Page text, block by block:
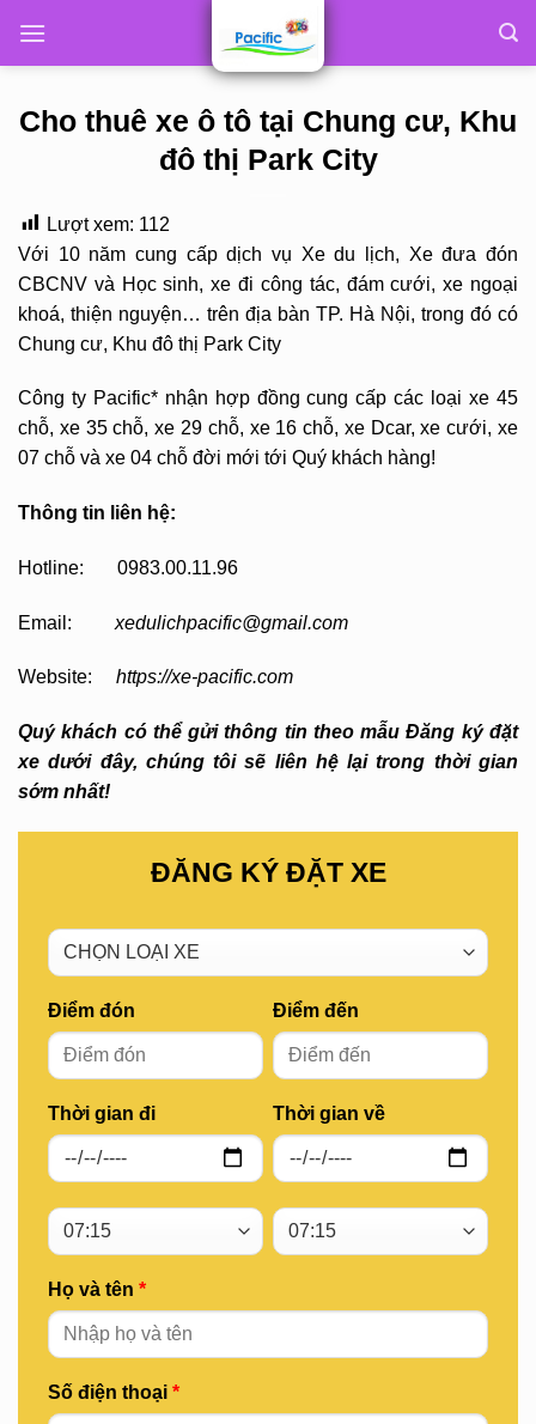
Cho thuê xe ô tô tại Chung cư, Khu
đô thị Park City
Lượt xem: 112
Với 10 năm cung cấp dịch vụ Xe du lịch, Xe đưa đón
CBCNV và Học sinh, xe đi công tác, đám cưới, xe ngoại
khoá, thiện nguyện… trên địa bàn TP. Hà Nội, trong đó có
Chung cư, Khu đô thị Park City
Công ty Pacific* nhận hợp đồng cung cấp các loại xe 45
chỗ, xe 35 chỗ, xe 29 chỗ, xe 16 chỗ, xe Dcar, xe cưới, xe
07 chỗ và xe 04 chỗ đời mới tới Quý khách hàng!
Thông tin liên hệ:
Hotline: 0983.00.11.96
Email: xedulichpacific@gmail.com
Website: https://xe-pacific.com
Quý khách có thể gửi thông tin theo mẫu Đăng ký đặt
xe dưới đây, chúng tôi sẽ liên hệ lại trong thời gian
sớm nhất!
ĐĂNG KÝ ĐẶT XE
Điểm đón
Thời gian đi
Điểm đến
Thời gian về
Họ và tên *
Số điện thoại *